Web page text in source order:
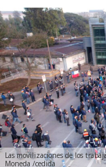
Las movilizaciones de los
Moneda /cedida